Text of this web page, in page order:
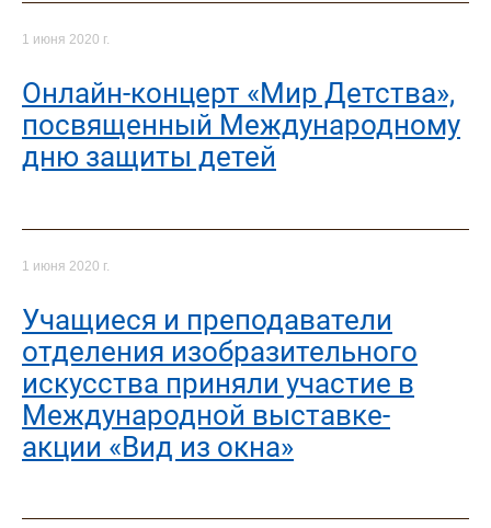
1 июня 2020 г.
Онлайн-концерт «Мир Детства»,
посвященный Международному
дню защиты детей
1 июня 2020 г.
Учащиеся и преподаватели
отделения изобразительного
искусства приняли участие в
Международной выставке-
акции «Вид из окна»